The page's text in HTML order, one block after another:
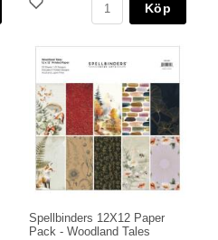
Köp
Spellbinders 12X12 Paper
Pack - Woodland Tales